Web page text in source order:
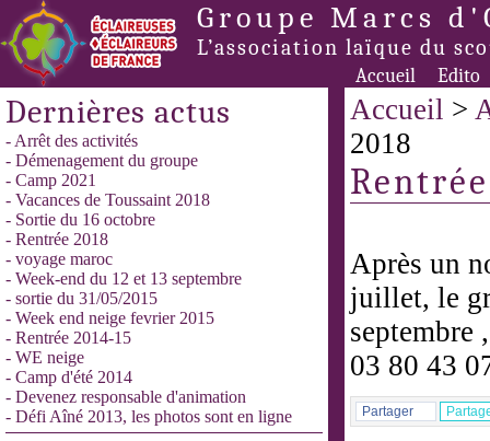
Groupe Marcs
L’association laïque du
Accueil Edito
Dernières actus
- Arrêt des activités
- Démenagement du groupe
- Camp 2021
- Vacances de Toussaint 2018
- Sortie du 16 octobre
- Rentrée 2018
- voyage maroc
- Week-end du 12 et 13 septembre
- sortie du 31/05/2015
- Week end neige fevrier 2015
- Rentrée 2014-15
- WE neige
- Camp d'été 2014
- Devenez responsable d'animation
- Défi Aîné 2013, les photos sont en ligne
Accueil >
2018
Après un
juillet, le
septembre
03 80 43
Partager